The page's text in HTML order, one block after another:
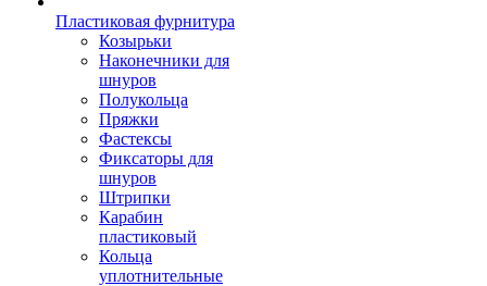
Пластиковая фурнитура
Козырьки
Наконечники для
шнуров
Полукольца
Пряжки
Фастексы
Фиксаторы для
шнуров
Штрипки
Карабин
пластиковый
Кольца
уплотнительные